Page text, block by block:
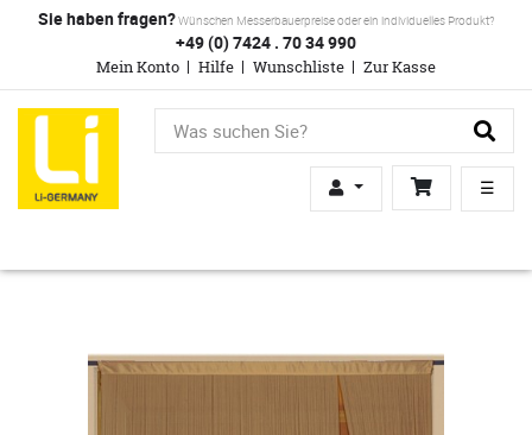
Sie haben fragen?Wünschen Messerbauerpreise oder ein individuelles Produkt?
+49 (0) 7424 . 70 34 990
Mein Konto Hilfe Wunschliste Zur Kasse
☰